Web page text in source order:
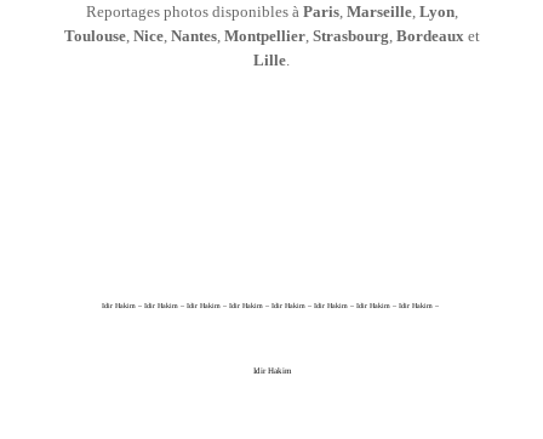
Reportages photos disponibles à Paris, Marseille, Lyon,
Toulouse, Nice, Nantes, Montpellier, Strasbourg Bordeaux et
Lille
Idir Hakim – Idir Hakim – Idir Hakim – Idir Hakim – Idir Hakim – Idir Hakim – Idir Hakim – Idir Hakim –
Idir Hakim